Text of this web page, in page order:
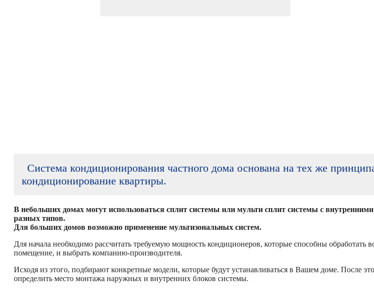
Система кондиционирования частного дома основана на тех же
кондиционирование квартиры.
В небольших домах могут использоваться сплит системы или мульти сплит системы с
разных типов.
Для больших домов возможно применение мультизональных систем.
Для начала необходимо рассчитать требуемую мощность кондиционеров, которые способны обработать
помещение, и выбрать компанию-производителя.
Исходя из этого, подбирают конкретные модели, которые будут устанавливаться в Вашем доме. После
определить место монтажа наружных и внутренних блоков системы.